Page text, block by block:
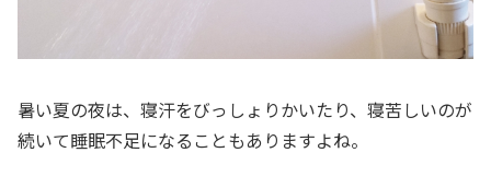
暑い夏の夜は、寝汗をびっしょりかいたり、寝苦しいのが
続いて睡眠不足になることもありますよね。